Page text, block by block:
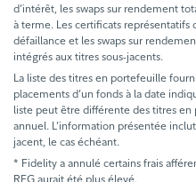
d’intérêt, les swaps sur rendement
à terme. Les certificats représentatifs
défaillance et les swaps sur
intégrés aux titres sous-jacents.
La liste des titres en portefeuille
placements d’un fonds à la date
liste peut être différente des titres
annuel. L’information présentée
jacent, le cas échéant.
* Fidelity a annulé certains frais
RFG aurait été plus élevé.